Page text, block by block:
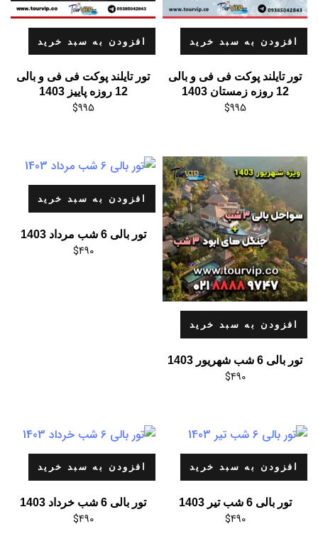
افزودن به سبد خرید
تور تایلند پوکت فی فی و بالی
12 روزه زمستان 1403
$995
افزودن به سبد خرید
تور تایلند پوکت فی فی و بالی
12 روزه پاییز 1403
$995
افزودن به سبد خرید
تور بالی 6 شب شهریور 1403
$490
افزودن به سبد خرید
تور بالی 6 شب مرداد 1403
$490
افزودن به سبد خرید
تور بالی 6 شب تیر 1403
$490
افزودن به سبد خرید
تور بالی 6 شب خرداد 1403
$490